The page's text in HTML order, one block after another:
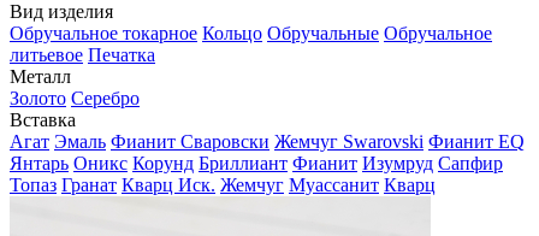
Вид изделия
Обручальное токарное Кольцо Обручальные Обручальное
литьевое Печатка
Металл
Золото Серебро
Вставка
Агат Эмаль Фианит Сваровски Жемчуг Swarovski Фианит EQ
Янтарь Оникс Корунд Бриллиант Фианит Изумруд Сапфир
Топаз Гранат Кварц Иск. Жемчуг Муассанит Кварц